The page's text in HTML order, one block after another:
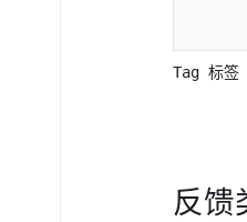
Tag 标签
反馈